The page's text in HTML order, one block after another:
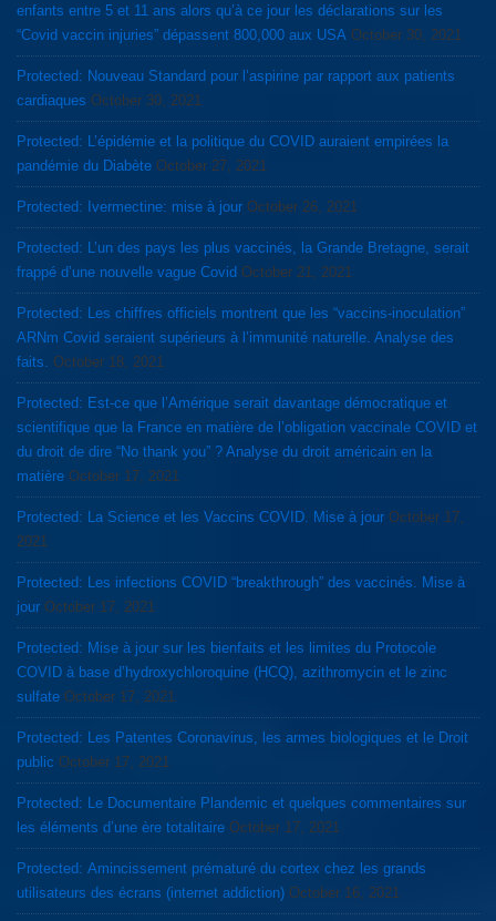
enfants entre 5 et 11 ans alors qu’à ce jour les déclarations sur les
“Covid vaccin injuries” dépassent 800,000 aux USA October 30, 2021
Protected: Nouveau Standard pour l’aspirine par rapport aux patients
cardiaques October 30, 2021
Protected: L’épidémie et la politique du COVID auraient empirées la
pandémie du Diabète October 27, 2021
Protected: Ivermectine: mise à jour October 26, 2021
Protected: L’un des pays les plus vaccinés, la Grande Bretagne, serait
frappé d’une nouvelle vague Covid October 21, 2021
Protected: Les chiffres officiels montrent que les “vaccins-inoculation”
ARNm Covid seraient supérieurs à l’immunité naturelle. Analyse des
faits.
October 18, 2021
Protected: Est-ce que l’Amérique serait davantage démocratique et
scientifique que la France en matière de l’obligation vaccinale COVID et
du droit de dire “No thank you” ? Analyse du droit américain en la
matière October 17, 2021
Protected: La Science et les Vaccins COVID. Mise à jour October 17,
2021
Protected: Les infections COVID “breakthrough” des vaccinés. Mise à
jour October 17, 2021
Protected: Mise à jour sur les bienfaits et les limites du Protocole
COVID à base d’hydroxychloroquine (HCQ), azithromycin et le zinc
sulfate October 17, 2021
Protected: Les Patentes Coronavirus, les armes biologiques et le Droit
public October 17, 2021
Protected: Le Documentaire Plandemic et quelques commentaires sur
les éléments d’une ère totalitaire October 17, 2021
Protected: Amincissement prématuré du cortex chez les grands
utilisateurs des écrans (internet addiction) October 16, 2021